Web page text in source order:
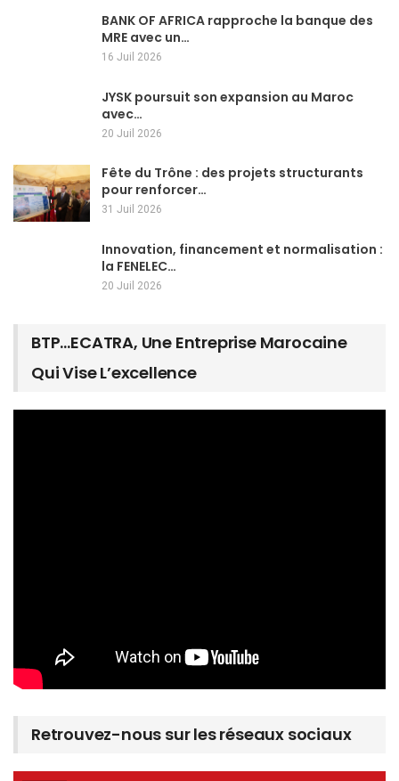
BANK OF AFRICA rapproche la banque des
MRE avec un…
16 Juil 2026
JYSK poursuit son expansion au Maroc
avec…
20 Juil 2026
Fête du Trône : des projets structurants
pour renforcer…
31 Juil 2026
Innovation, financement et normalisation :
la FENELEC…
20 Juil 2026
BTP…ECATRA, Une Entreprise Marocaine
Qui Vise L’excellence
Retrouvez-nous sur les réseaux sociaux